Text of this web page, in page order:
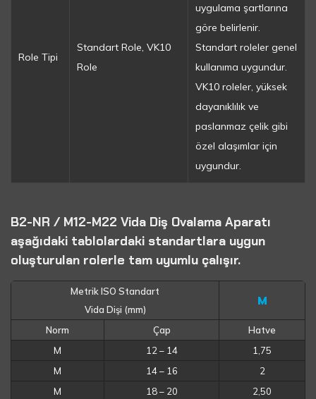
Role Tipi
Standart Role, VK10
Role
uygulama şartlarına
göre belirlenir.
Standart roleler genel
kullanıma uygundur.
VK10 roleler, yüksek
dayanıklılık ve
paslanmaz çelik gibi
özel alaşımlar için
uygundur.
B2-NR / M12-M22 Vida Diş Ovalama Aparatı
aşağıdaki tablolardaki standartlara uygun
oluşturulan rolerle tam uyumlu çalışır.
Metrik ISO Standart
Vida Dişi (mm)
M
Norm Çap
Hatve
M
12 – 14
1,75
M
14 – 16
2
M
18 – 20
2,50